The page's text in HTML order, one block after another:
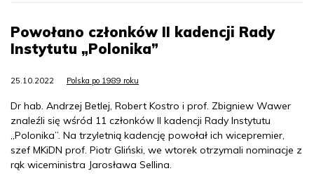
Powołano członków II kadencji Rady
Instytutu „Polonika”
25.10.2022 Polska po 1989 roku
Dr hab. Andrzej Betlej, Robert Kostro i prof. Zbigniew Wawer
znaleźli się wśród 11 członków II kadencji Rady Instytutu
„Polonika”. Na trzyletnią kadencję powołał ich wicepremier,
szef MKiDN prof. Piotr Gliński, we wtorek otrzymali nominacje z
rąk wiceministra Jarosława Sellina.